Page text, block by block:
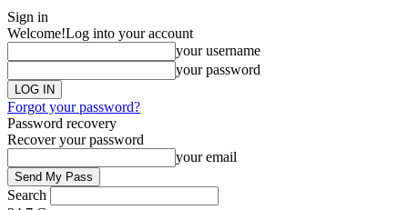
Sign in
Welcome!Log into your account
your username
your password
Forgot your password?
Password recovery
Recover your password
your email
Search